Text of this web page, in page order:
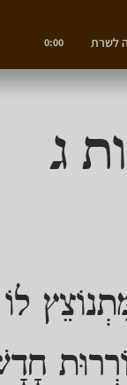
ג
לוֹ
לשרת 0:00